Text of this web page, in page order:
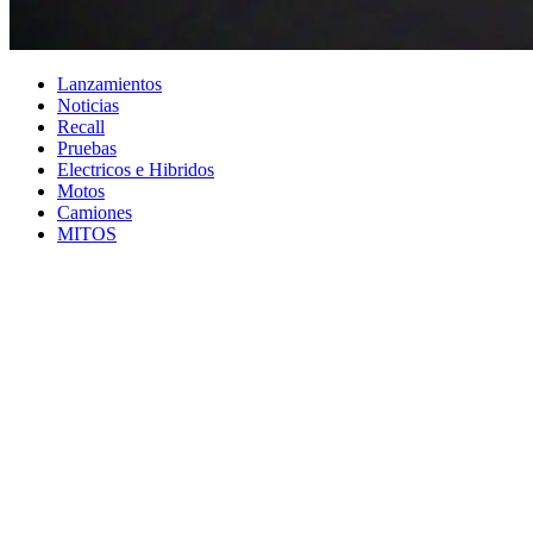
Lanzamientos
Noticias
Recall
Pruebas
Electricos e Hibridos
Motos
Camiones
MITOS